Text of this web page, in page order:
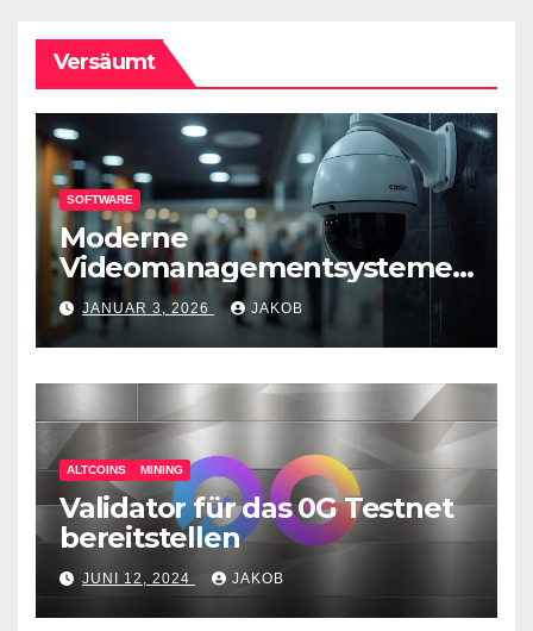
Versäumt
SOFTWARE
Moderne
Videomanagementsysteme
(VMS) – mehr als nur
Überwachungswerkzeuge
JANUAR 3, 2026 JAKOB
ALTCOINS MINING
Validator für das 0G Testnet
bereitstellen
JUNI 12, 2024 JAKOB